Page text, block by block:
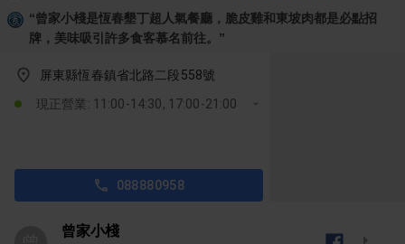
“曾家小棧是恆春墾丁超人氣餐廳，脆皮雞和東坡肉都是必點招
牌，美味吸引許多食客慕名前往。 ”
屏東縣恆春鎮省北路二段558號
現正營業: 11:00-14:30, 17:00-21:00
088880958
曾家小棧